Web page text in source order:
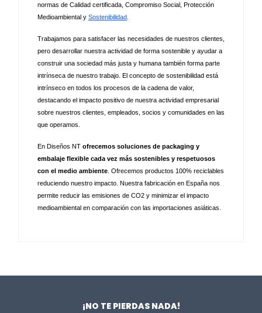
normas de Calidad certificada, Compromiso Social, Protección
Medioambiental y Sostenibilidad
Trabajamos para satisfacer las necesidades de nuestros clientes,
pero desarrollar nuestra actividad de forma sostenible y ayudar a
construir una sociedad más justa y humana también forma parte
intrínseca de nuestro trabajo. El concepto de sostenibilidad está
intrínseco en todos los procesos de la cadena de valor,
destacando el impacto positivo de nuestra actividad empresarial
sobre nuestros clientes, empleados, socios y comunidades en las
que operamos.
En Diseños NT ofrecemos soluciones de packaging y
embalaje flexible cada vez más sostenibles y respetuosos
con el medio ambiente . Ofrecemos productos 100% reciclables
reduciendo nuestro impacto. Nuestra fabricación en España nos
permite reducir las emisiones de CO2 y minimizar el impacto
medioambiental en comparación con las importaciones asiáticas.
¡NO TE PIERDAS NADA!